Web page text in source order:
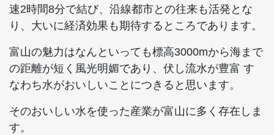
速2時間8分で結び、沿線都市との往来も活発とな
り、大いに経済効果も期待するところであります。
富山の魅力はなんといっても標高3000mから海まで
の距離が短く風光明媚であり、伏し流水が豊富 す
なわち水がおいしいことにつきると思います。
そのおいしい水を使った産業が富山に多く存在しま
す。